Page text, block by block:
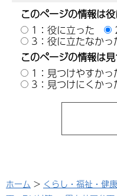
このページの情報は
1：役に立った
3：役に立たなかっ
このページの情報は
1：見つけやすかっ
3：見つけにくかっ
ホーム > くらし・福祉・健康